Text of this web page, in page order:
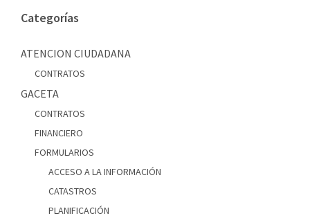
Categorías
ATENCION CIUDADANA
CONTRATOS
GACETA
CONTRATOS
FINANCIERO
FORMULARIOS
ACCESO A LA INFORMACIÓN
CATASTROS
PLANIFICACIÓN